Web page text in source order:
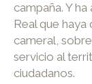
campaña. Y
Real que
cameral,
servicio al
ciudadanos.